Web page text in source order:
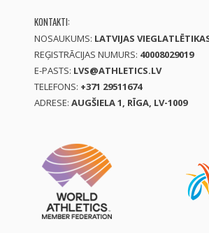
KONTAKTI:
NOSAUKUMS: LATVIJAS
REĢISTRĀCIJAS NUMURS: 40008029019
E-PASTS: LVS@ATHLETICS.LV
TELEFONS: +371 29511674
ADRESE: AUGŠIELA 1, RĪGA, LV-1009